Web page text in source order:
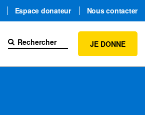
Espace donateur Nous contacter
JE DONNE